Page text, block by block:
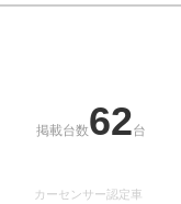
掲載台数62台
カーセンサー認定車